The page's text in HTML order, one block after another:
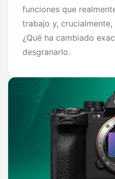
funciones que
trabajo y,
¿Qué ha cambiado
desgranarlo.